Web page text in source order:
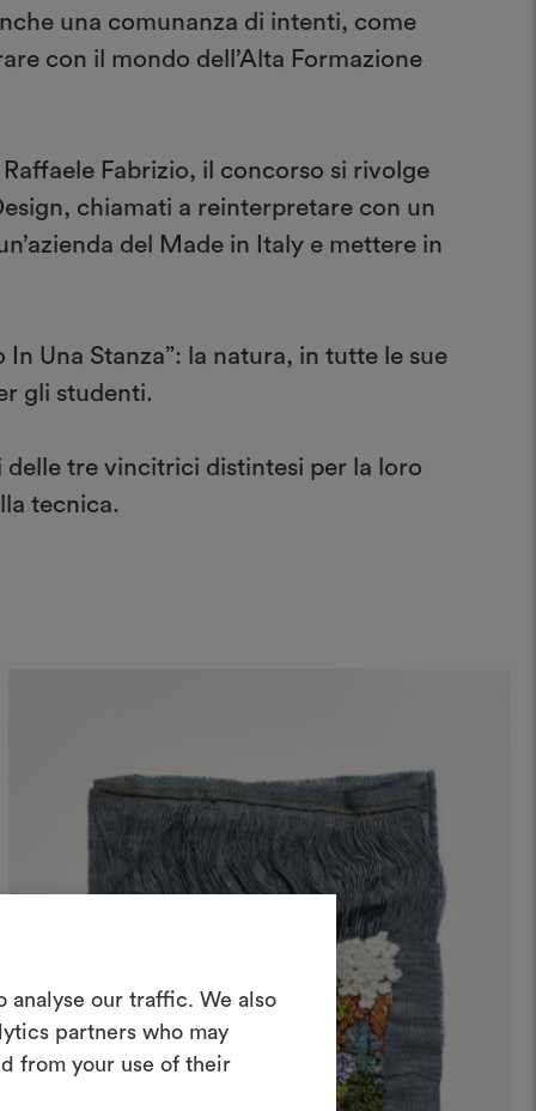
analyse our traffic. We also
partners who may
from your use of their
una comunanza di intenti, come
con il mondo dell’Alta Formazione
Fabrizio, il concorso si rivolge
chiamati a reinterpretare con un
del Made in Italy e mettere in
Una Stanza”: la natura, in tutte le sue
gli studenti.
delle tre vincitrici distintesi per la loro
tecnica.
per dare vita e condividere